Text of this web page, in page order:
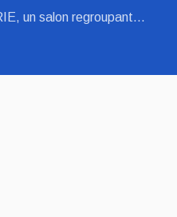
un salon regroupant...